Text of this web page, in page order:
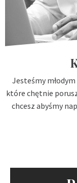
Jesteśmy
które chętnie
chcesz abyśmy